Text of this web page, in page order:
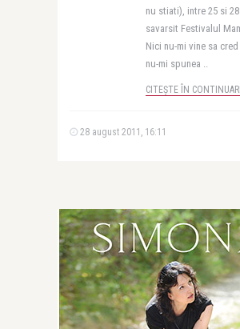
nu stiati), intre 25 si
savarsit Festivalul
Nici nu-mi vine sa
nu-mi spunea ..
CITEȘTE ÎN
28 august 2011, 16:11